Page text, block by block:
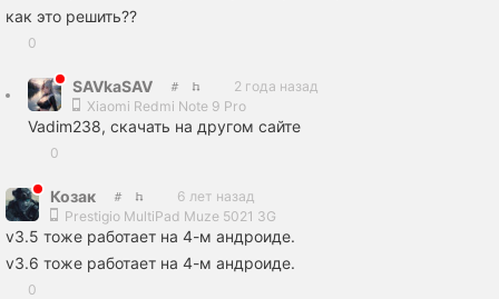
как это решить??
0
SAVkaSAV
2 года назад
Xiaomi Redmi Note 9 Pro
Vadim238, скачать на другом сайте
0
Козак
6 лет назад
Prestigio MultiPad Muze 5021 3G
v3.5 тоже работает на 4-м андроиде.
v3.6 тоже работает на 4-м андроиде.
0